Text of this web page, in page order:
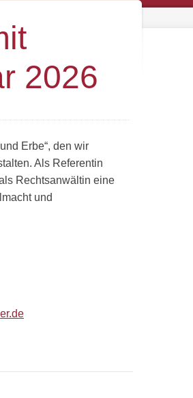
2026
Erbe“, den wir
Als Referentin
Rechtsanwältin eine
und